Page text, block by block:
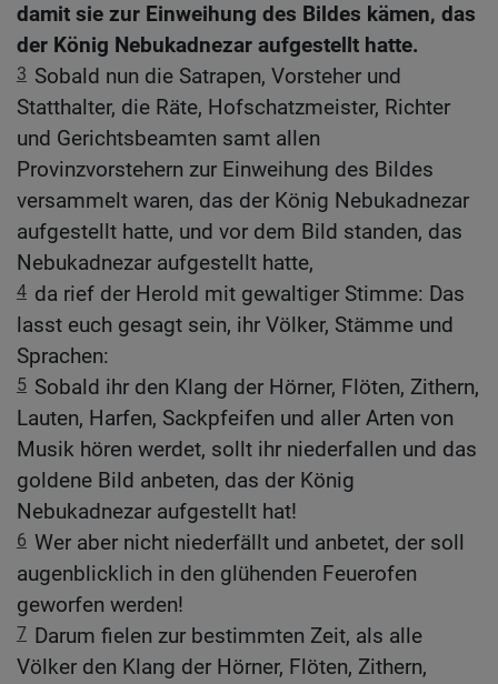
damit sie zur Einweihung des Bildes kämen, das
der König Nebukadnezar aufgestellt hatte.
3 Sobald nun die Satrapen, Vorsteher und
Statthalter, die Räte, Hofschatzmeister, Richter
und Gerichtsbeamten samt allen
Provinzvorstehern zur Einweihung des Bildes
versammelt waren, das der König Nebukadnezar
aufgestellt hatte, und vor dem Bild standen, das
Nebukadnezar aufgestellt hatte,
4 da rief der Herold mit gewaltiger Stimme: Das
lasst euch gesagt sein, ihr Völker, Stämme und
Sprachen:
5 Sobald ihr den Klang der Hörner, Flöten, Zithern,
Lauten, Harfen, Sackpfeifen und aller Arten von
Musik hören werdet, sollt ihr niederfallen und das
goldene Bild anbeten, das der König
Nebukadnezar aufgestellt hat!
6 Wer aber nicht niederfällt und anbetet, der soll
augenblicklich in den glühenden Feuerofen
geworfen werden!
7 Darum fielen zur bestimmten Zeit, als alle
Völker den Klang der Hörner, Flöten, Zithern,